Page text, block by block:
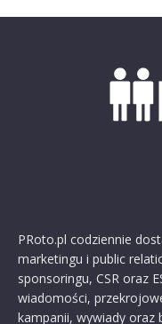
PRoto.pl codziennie
marketingu i public
sponsoringu, CSR oraz
wiadomości,
kampanii, wywiady oraz